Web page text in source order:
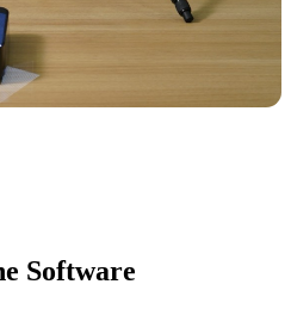
Software